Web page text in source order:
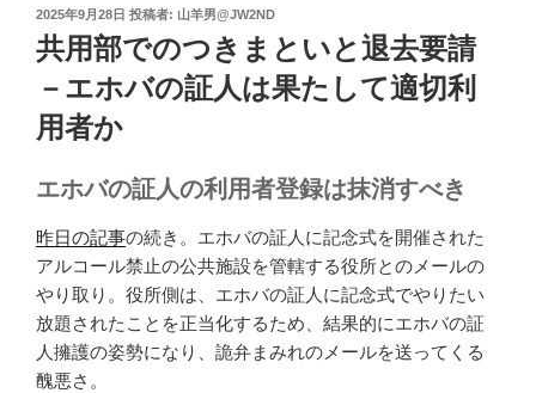
投
稿
日:
2025年9月28日 投稿者: 山羊男@JW2ND
共用部でのつきまといと退去要請
－エホバの証人は果たして適切利
用者か
エホバの証人の利用者登録は抹消すべき
昨日の記事の続き。エホバの証人に記念式を開催された
アルコール禁止の公共施設を管轄する役所とのメールの
やり取り。役所側は、エホバの証人に記念式でやりたい
放題されたことを正当化するため、結果的にエホバの証
人擁護の姿勢になり、詭弁まみれのメールを送ってくる
醜悪さ。